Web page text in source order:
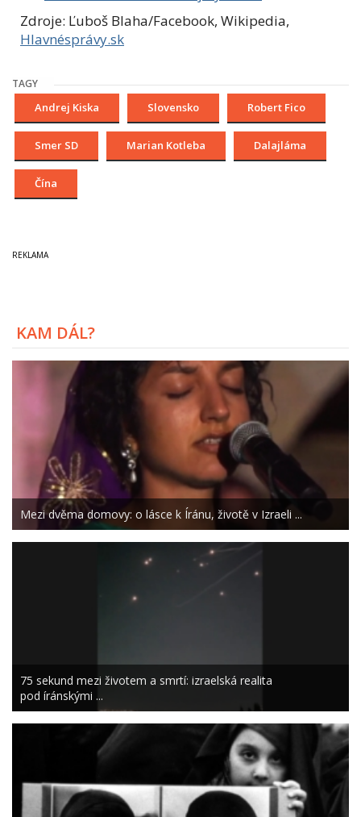
Zdroje: Ľuboš Blaha/Facebook, Wikipedia,
Hlavnésprávy.sk
TAGY
Andrej Kiska Slovensko Robert Fico
Smer SD Marian Kotleba Dalajláma
Čína
KAM DÁL?
Mezi dvěma domovy: o lásce k Íránu, životě v Izraeli ...
75 sekund mezi životem a smrtí: izraelská realita
pod íránskými ...